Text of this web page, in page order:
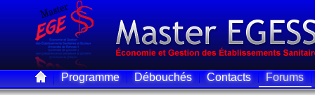
Programme Débouchés Contacts Forums